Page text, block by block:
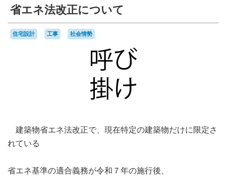
省エネ法改正について
住宅設計 工事 社会情勢
建築物省エネ法改正で、現在特定の建築物だけに限定さ
れている
省エネ基準の適合義務が令和７年の施行後、